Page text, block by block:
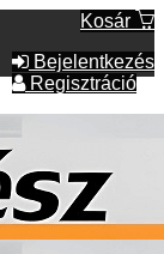
Kosár
Bejelentkezés
Regisztráció